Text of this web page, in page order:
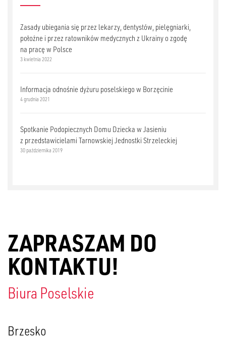
Zasady ubiegania się przez lekarzy, dentystów, pielęgniarki,
położne i przez ratowników medycznych z Ukrainy o zgodę
na pracę w Polsce
3 kwietnia 2022
Informacja odnośnie dyżuru poselskiego w Borzęcinie
4 grudnia 2021
Spotkanie Podopiecznych Domu Dziecka w Jasieniu
z przedstawicielami Tarnowskiej Jednostki Strzeleckiej
30 października 2019
ZAPRASZAM DO
KONTAKTU!
Biura Poselskie
Brzesko